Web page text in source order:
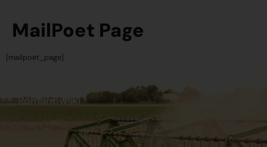
MailPoet Page
[mailpoet_page]
Romanowski
Sklep internetowy
Praca
Ubezpieczenia